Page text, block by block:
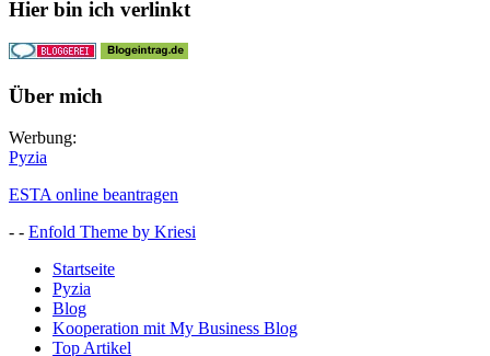
Hier bin ich verlinkt
Über mich
Werbung:
Pyzia
ESTA online beantragen
- - Enfold Theme by Kriesi
Startseite
Pyzia
Blog
Kooperation mit My Business Blog
Top Artikel